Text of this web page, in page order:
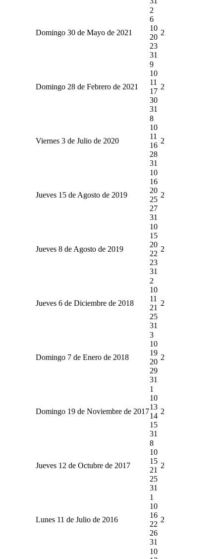
Domingo 30 de Mayo de 2021
2
6
10
20
23
31
2
Domingo 28 de Febrero de 2021
9
10
11
17
30
31
2
Viernes 3 de Julio de 2020
8
10
11
16
28
31
2
Jueves 15 de Agosto de 2019
10
16
20
25
27
31
2
Jueves 8 de Agosto de 2019
10
15
20
22
23
31
2
Jueves 6 de Diciembre de 2018
2
10
11
21
25
31
2
Domingo 7 de Enero de 2018
3
10
19
20
29
31
2
Domingo 19 de Noviembre de 2017
1
10
13
14
15
31
2
Jueves 12 de Octubre de 2017
8
10
15
21
25
31
2
Lunes 11 de Julio de 2016
1
10
16
22
26
31
2
10